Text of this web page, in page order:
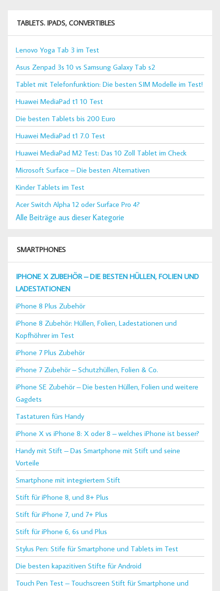
TABLETS. IPADS, CONVERTIBLES
Lenovo Yoga Tab 3 im Test
Asus Zenpad 3s 10 vs Samsung Galaxy Tab s2
Tablet mit Telefonfunktion: Die besten SIM Modelle im Test!
Huawei MediaPad t1 10 Test
Die besten Tablets bis 200 Euro
Huawei MediaPad t1 7.0 Test
Huawei MediaPad M2 Test: Das 10 Zoll Tablet im Check
Microsoft Surface – Die besten Alternativen
Kinder Tablets im Test
Acer Switch Alpha 12 oder Surface Pro 4?
Alle Beiträge aus dieser Kategorie
SMARTPHONES
IPHONE X ZUBEHÖR – DIE BESTEN HÜLLEN, FOLIEN UND
LADESTATIONEN
iPhone 8 Plus Zubehör
iPhone 8 Zubehör: Hüllen, Folien, Ladestationen und
Kopfhöhrer im Test
iPhone 7 Plus Zubehör
iPhone 7 Zubehör – Schutzhüllen, Folien & Co.
iPhone SE Zubehör – Die besten Hüllen, Folien und weitere
Gagdets
Tastaturen fürs Handy
iPhone X vs iPhone 8: X oder 8 – welches iPhone ist besser?
Handy mit Stift – Das Smartphone mit Stift und seine
Vorteile
Smartphone mit integriertem Stift
Stift für iPhone 8, und 8+ Plus
Stift für iPhone 7, und 7+ Plus
Stift für iPhone 6, 6s und Plus
Stylus Pen: Stife für Smartphone und Tablets im Test
Die besten kapazitiven Stifte für Android
Touch Pen Test – Touchscreen Stift für Smartphone und